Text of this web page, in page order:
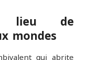
lieu de
mondes